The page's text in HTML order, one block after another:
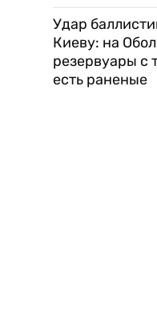
Удар
Киеву: на
резервуары с
есть раненые